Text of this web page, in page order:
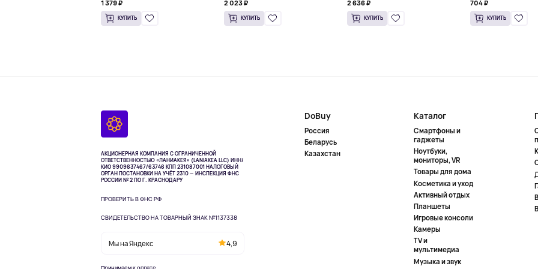
1 379 ₽
КУПИТЬ
2 023 ₽
КУПИТЬ
2 636 ₽
КУПИТЬ
704 ₽
КУПИТЬ
АКЦИОНЕРНАЯ КОМПАНИЯ С ОГРАНИЧЕННОЙ
ОТВЕТСТВЕННОСТЬЮ «ЛАНИАКЕЯ» (LANIAKEA LLC) ИНН/
КИО 9909637467/63746 КПП 231087001НАЛОГОВЫЙ
ОРГАН ПОСТАНОВКИ НА УЧЁТ 2310 — ИНСПЕКЦИЯ ФНС
РОССИИ № 2 ПО Г. КРАСНОДАРУ
ПРОВЕРИТЬ В ФНС РФ
СВИДЕТЕЛЬСТВО НА ТОВАРНЫЙ ЗНАК №1137338
Мы на Яндекс 4,9
DoBuy
Россия
Беларусь
Казахстан
Каталог
Смартфоны и
гаджеты
Ноутбуки,
мониторы, VR
Товары для дома
Косметика и уход
Активный отдых
Планшеты
Игровые консоли
Камеры
TV и
мультимедиа
Музыка и звук